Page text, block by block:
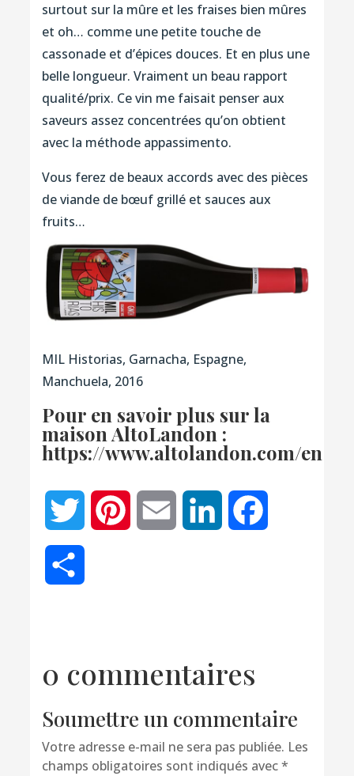
surtout sur la mûre et les fraises bien mûres
et oh… comme une petite touche de
cassonade et d’épices douces. Et en plus une
belle longueur. Vraiment un beau rapport
qualité/prix. Ce vin me faisait penser aux
saveurs assez concentrées qu’on obtient
avec la méthode appassimento.
Vous ferez de beaux accords avec des pièces
de viande de bœuf grillé et sauces aux
fruits…
MIL Historias, Garnacha, Espagne,
Manchuela, 2016
Pour en savoir plus sur la
maison AltoLandon :
https://www.altolandon.com/en
Twitter Pinterest Email LinkedIn
0 commentaires
Soumettre un commentaire
Votre adresse e-mail ne sera pas publiée. Les
champs obligatoires sont indiqués avec*